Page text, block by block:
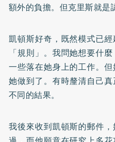
額外的負擔。但克里斯就是
凱頓斯好奇，既然模式已
「規則」。我問她想要什
一些落在她身上的工作。
她做到了。有時釐清自己
不同的結果。
我後來收到凱頓斯的郵件